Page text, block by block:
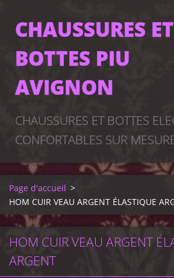
CHAUSSURES ET
BOTTES PIU
AVIGNON
CHAUSSURES ET BOTTES
CONFORTABLES SUR
Page d'accueil >
HOM CUIR VEAU ARGENT ÉLASTIQUE
HOM CUIR VEAU ARGENT
ARGENT